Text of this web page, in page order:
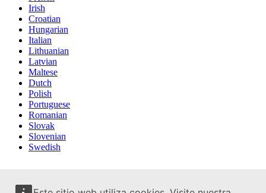
Irish
Croatian
Hungarian
Italian
Lithuanian
Latvian
Maltese
Dutch
Polish
Portuguese
Romanian
Slovak
Slovenian
Swedish